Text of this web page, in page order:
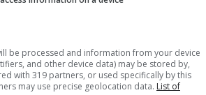
be processed and information from your device
and other device data) may be stored by,
with 319 partners, or used specifically by this
may use precise geolocation data. List of